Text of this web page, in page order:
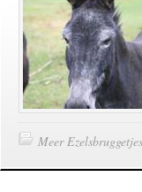
Meer